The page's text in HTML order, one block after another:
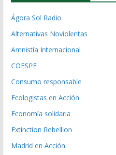
Ágora Sol Radio
Alternativas Noviolentas
Amnistía Internacional
COESPE
Consumo responsable
Ecologistas en Acción
Economía solidaria
Extinction Rebellion
Madrid en Acción